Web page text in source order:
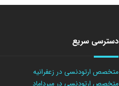
دسترسی سریع
متخصص ارتودنسی در زعفرانیه
متخصص ارتودنسی در میرداماد